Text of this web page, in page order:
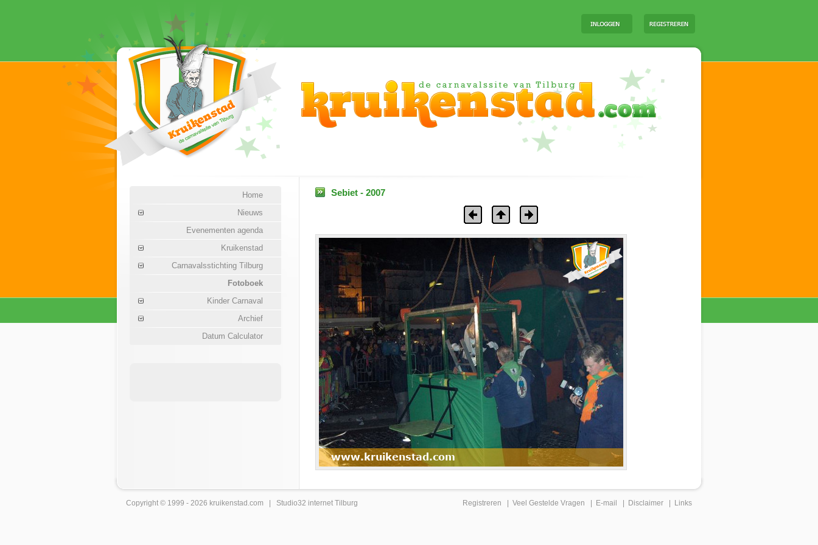
Home
Nieuws
Evenementen agenda
Kruikenstad
Carnavalsstichting Tilburg
Fotoboek
Kinder Carnaval
Archief
Datum Calculator
Sebiet - 2007
Copyright © 1999 - 2026 kruikenstad .com | Studio32 internet Tilburg Registreren Veel Gestelde Vragen E-mail Disclaimer Links